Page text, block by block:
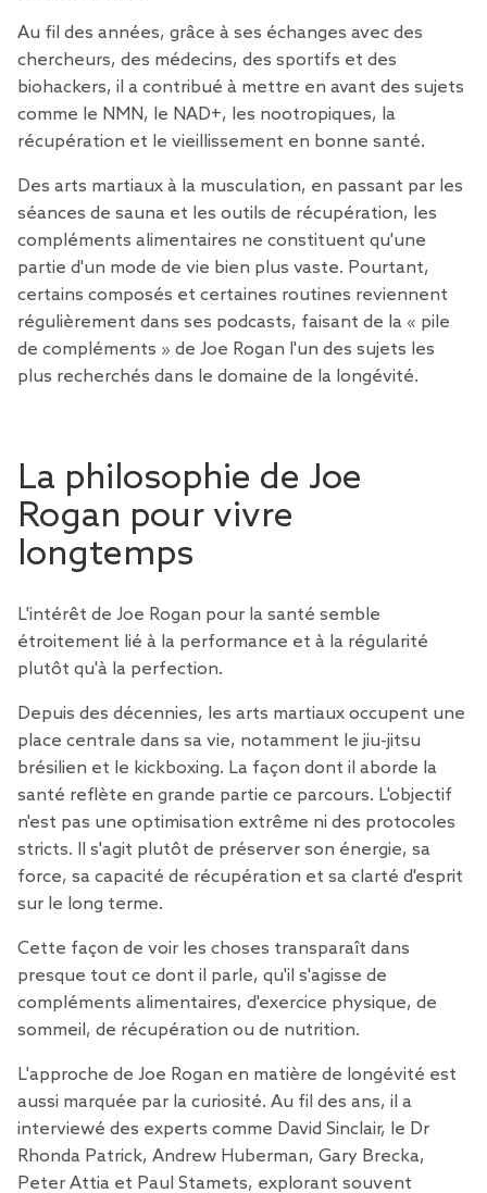
Au fil des années, grâce à ses échanges avec des
chercheurs, des médecins, des sportifs et des
biohackers, il a contribué à mettre en avant des sujets
comme le NMN, le NAD+, les nootropiques, la
récupération et le vieillissement en bonne santé.
Des arts martiaux à la musculation, en passant par les
séances de sauna et les outils de récupération, les
compléments alimentaires ne constituent qu'une
partie d'un mode de vie bien plus vaste. Pourtant,
certains composés et certaines routines reviennent
régulièrement dans ses podcasts, faisant de la « pile
de compléments » de Joe Rogan l'un des sujets les
plus recherchés dans le domaine de la longévité.
La philosophie de Joe
Rogan pour vivre
longtemps
L'intérêt de Joe Rogan pour la santé semble
étroitement lié à la performance et à la régularité
plutôt qu'à la perfection.
Depuis des décennies, les arts martiaux occupent une
place centrale dans sa vie, notamment le jiu-jitsu
brésilien et le kickboxing. La façon dont il aborde la
santé reflète en grande partie ce parcours. L'objectif
n'est pas une optimisation extrême ni des protocoles
stricts. Il s'agit plutôt de préserver son énergie, sa
force, sa capacité de récupération et sa clarté d'esprit
sur le long terme.
Cette façon de voir les choses transparaît dans
presque tout ce dont il parle, qu'il s'agisse de
compléments alimentaires, d'exercice physique, de
sommeil, de récupération ou de nutrition.
L'approche de Joe Rogan en matière de longévité est
aussi marquée par la curiosité. Au fil des ans, il a
interviewé des experts comme David Sinclair, le Dr
Rhonda Patrick, Andrew Huberman, Gary Brecka,
Peter Attia et Paul Stamets, explorant souvent